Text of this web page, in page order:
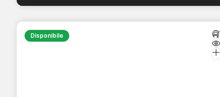
Disponibile